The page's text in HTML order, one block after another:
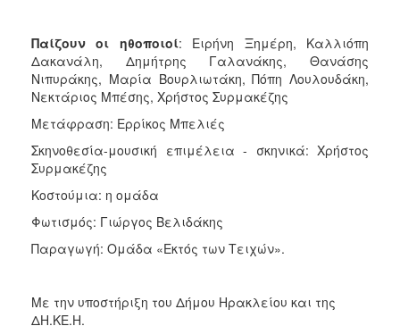
Παίζουν οι ηθοποιοί: Ειρήνη Ξημέρη, Καλλιόπη
Δακανάλη, Δημήτρης Γαλανάκης, Θανάσης
Νιπυράκης, Μαρία Βουρλιωτάκη, Πόπη Λουλουδάκη,
Νεκτάριος Μπέσης, Χρήστος Συρμακέζης
Μετάφραση: Ερρίκος Μπελιές
Σκηνοθεσία-μουσική επιμέλεια - σκηνικά: Χρήστος
Συρμακέζης
Κοστούμια: η ομάδα
Φωτισμός: Γιώργος Βελιδάκης
Παραγωγή: Ομάδα «Εκτός των Τειχών».
Με την υποστήριξη του Δήμου Ηρακλείου και της
ΔΗ.ΚΕ.Η.